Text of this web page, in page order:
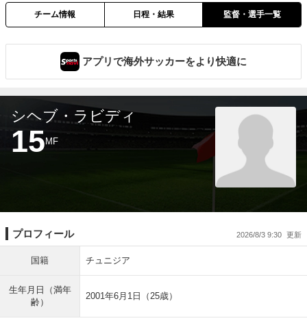
チーム情報 日程・結果 監督・選手一覧
アプリで海外サッカーをより快適に
シヘブ・ラビディ
15 MF
プロフィール 2026/8/3 9:30
国籍 チュニジア
生年月日（満年
齢）
2001年6月1日（25歳）